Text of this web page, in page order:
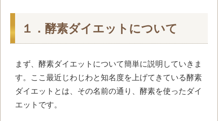
１．酵素ダイエットについて
まず、酵素ダイエットについて簡単に説明していきま
す。ここ最近じわじわと知名度を上げてきている酵素
ダイエットとは、その名前の通り、酵素を使ったダイ
エットです。